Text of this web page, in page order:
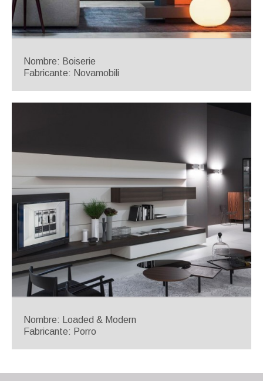
Nombre: Boiserie
Fabricante: Novamobili
Nombre: Loaded & Modern
Fabricante: Porro